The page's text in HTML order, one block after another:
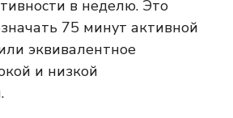
в неделю. Это
75 минут активной
эквивалентное
и низкой